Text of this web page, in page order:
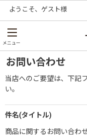
ようこそ、 ゲスト様
メニュー
お問い合わせ
当店へのご要望は、下記
い。
件名(タイトル)
商品に関するお問い合わ